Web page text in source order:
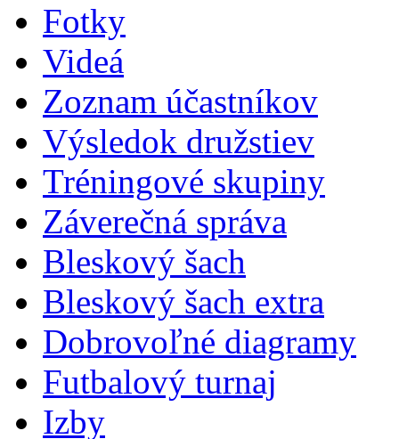
Fotky
Videá
Zoznam účastníkov
Výsledok družstiev
Tréningové skupiny
Záverečná správa
Bleskový šach
Bleskový šach extra
Dobrovoľné diagramy
Futbalový turnaj
Izby